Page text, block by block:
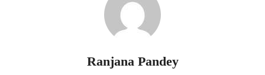
Ranjana Pandey